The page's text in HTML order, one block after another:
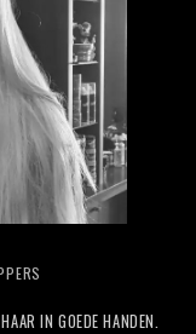
IN GOEDE HANDEN.